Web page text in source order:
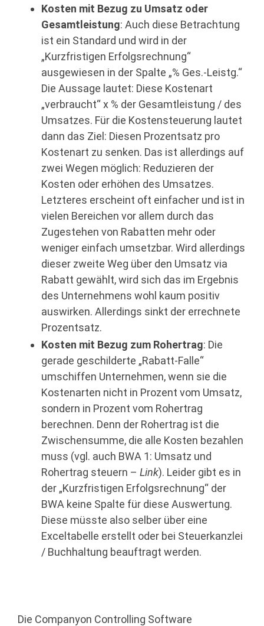
Kosten mit Bezug zu Umsatz oder
Gesamtleistung: Auch diese Betrachtung
ist ein Standard und wird in der
„Kurzfristigen Erfolgsrechnung“
ausgewiesen in der Spalte „% Ges.-Leistg.“
Die Aussage lautet: Diese Kostenart
„verbraucht“ x % der Gesamtleistung / des
Umsatzes. Für die Kostensteuerung lautet
dann das Ziel: Diesen Prozentsatz pro
Kostenart zu senken. Das ist allerdings auf
zwei Wegen möglich: Reduzieren der
Kosten oder erhöhen des Umsatzes.
Letzteres erscheint oft einfacher und ist in
vielen Bereichen vor allem durch das
Zugestehen von Rabatten mehr oder
weniger einfach umsetzbar. Wird allerdings
dieser zweite Weg über den Umsatz via
Rabatt gewählt, wird sich das im Ergebnis
des Unternehmens wohl kaum positiv
auswirken. Allerdings sinkt der errechnete
Prozentsatz.
Kosten mit Bezug zum Rohertrag: Die
gerade geschilderte „Rabatt-Falle“
umschiffen Unternehmen, wenn sie die
Kostenarten nicht in Prozent vom Umsatz,
sondern in Prozent vom Rohertrag
berechnen. Denn der Rohertrag ist die
Zwischensumme, die alle Kosten bezahlen
muss (vgl. auch BWA 1: Umsatz und
Rohertrag steuern – Link). Leider gibt es in
der „Kurzfristigen Erfolgsrechnung“ der
BWA keine Spalte für diese Auswertung.
Diese müsste also selber über eine
Exceltabelle erstellt oder bei Steuerkanzlei
/ Buchhaltung beauftragt werden.
Die Companyon Controlling Software